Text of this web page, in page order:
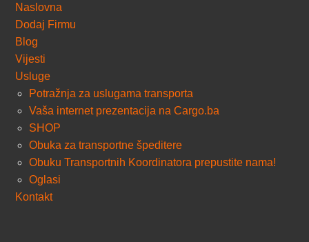
Naslovna
Dodaj Firmu
Blog
Vijesti
Usluge
Potražnja za uslugama transporta
Vaša internet prezentacija na Cargo.ba
SHOP
Obuka za transportne špeditere
Obuku Transportnih Koordinatora prepustite nama!
Oglasi
Kontakt